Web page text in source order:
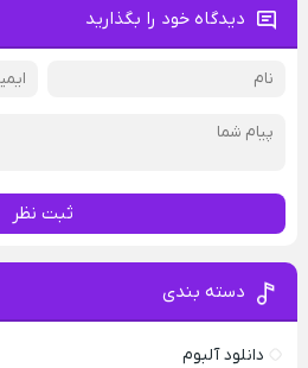
دیدگاه خود را بگذارید
ثبت نظر
دسته بندی
دانلود آلبوم